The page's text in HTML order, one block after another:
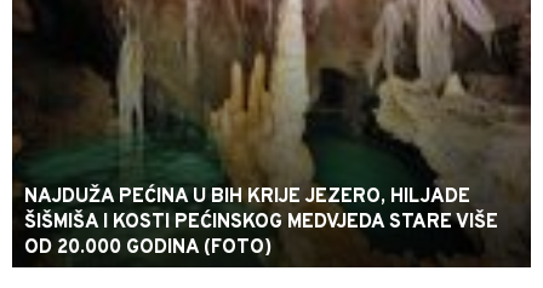
NAJDUŽA PEĆINA U BIH KRIJE JEZERO, HILJADE
ŠIŠMIŠA I KOSTI PEĆINSKOG MEDVJEDA STARE VIŠE
OD 20.000 GODINA (FOTO)